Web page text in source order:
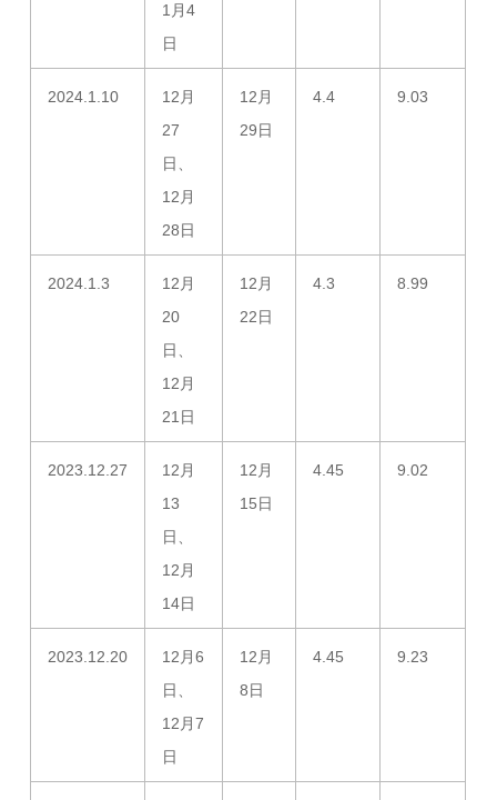
1月4
日
2024.1.10
12月
27
日、
12月
28日
12月
29日
4.4 9.03
2024.1.3
12月
20
日、
12月
21日
12月
22日
4.3 8.99
2023.12.27
12月
13
日、
12月
14日
12月
15日
4.45 9.02
2023.12.20
12月6
日、
12月7
日
12月
8日
4.45 9.23